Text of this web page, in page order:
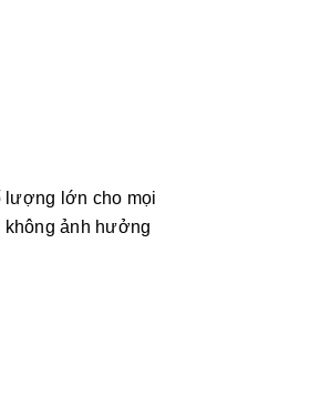
lượng lớn cho mọi
không ảnh hưởng